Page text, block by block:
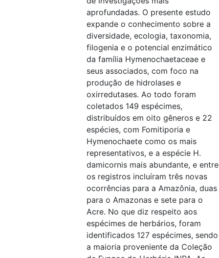
aprofundadas. O presente estudo
expande o conhecimento sobre a
diversidade, ecologia, taxonomia,
filogenia e o potencial enzimático
da família Hymenochaetaceae e
seus associados, com foco na
produção de hidrolases e
oxirredutases. Ao todo foram
coletados 149 espécimes,
distribuídos em oito gêneros e 22
espécies, com Fomitiporia e
Hymenochaete como os mais
representativos, e a espécie H.
damicornis mais abundante, e entre
os registros incluíram três novas
ocorrências para a Amazônia, duas
para o Amazonas e sete para o
Acre. No que diz respeito aos
espécimes de herbários, foram
identificados 127 espécimes, sendo
a maioria proveniente da Coleção